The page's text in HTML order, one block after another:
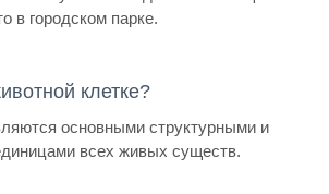
в городском парке.
клетке?
основными структурными и
всех живых существ.